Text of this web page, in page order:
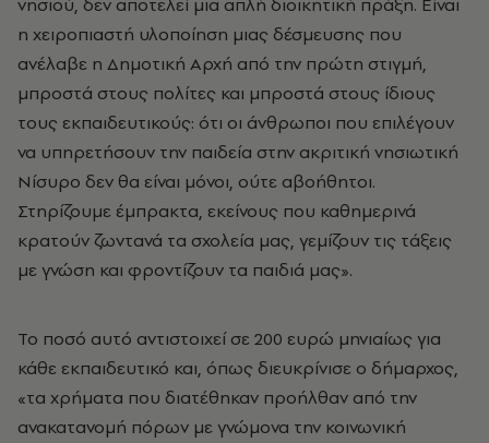
η χειροπιαστή υλοποίηση μιας δέσμευσης που
ανέλαβε η Δημοτική Αρχή από την πρώτη στιγμή,
μπροστά στους πολίτες και μπροστά στους ίδιους
τους εκπαιδευτικούς: ότι οι άνθρωποι που επιλέγουν
να υπηρετήσουν την παιδεία στην ακριτική νησιωτική
Νίσυρο δεν θα είναι μόνοι, ούτε αβοήθητοι.
Στηρίζουμε έμπρακτα, εκείνους που καθημερινά
κρατούν ζωντανά τα σχολεία μας, γεμίζουν τις τάξεις
με γνώση και φροντίζουν τα παιδιά μας».
Το ποσό αυτό αντιστοιχεί σε 200 ευρώ μηνιαίως για
κάθε εκπαιδευτικό και, όπως διευκρίνισε ο δήμαρχος,
«τα χρήματα που διατέθηκαν προήλθαν από την
ανακατανομή πόρων με γνώμονα την κοινωνική